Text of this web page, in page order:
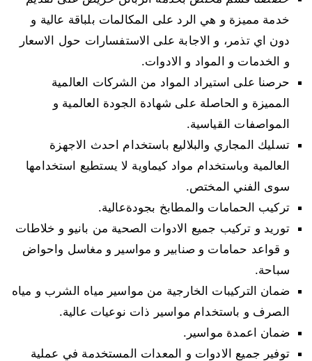
خدمة مميزة و هي الرد على المكالمات بلباقة عالية و
دون اي تذمر، و الاجابة على الاستفسارات حول الاسعار
و الخدمات و المواد و الادوات.
حرصنا على استيراد المواد من الشركات العالمية
المميزة و الحاصلة على شهادة الجودة العالمية و
المواصفات القياسية.
تسليك المجاري والبلاليع باستخدام احدث الاجهزة
العالمية وباستخدام مواد كيماوية لا يستطيع استخدامها
سوى الفني المختص.
تركيب الحمامات والمطابخ بجودةعالية.
توريد و تركيب جميع الادوات الصحية من بانيو و خلاطات
و قواعد حمامات و صنابير و مواسير و مغاسل واحواض
سباحة.
ضمان التركيبات الخارجية من مواسير مياه الشرب و مياه
الصرف و باستخدام مواسير ذات نوعيات عالية.
ضمان اعمدة مواسير.
توفير جميع الادوات و المعدات المستخدمة في عملية